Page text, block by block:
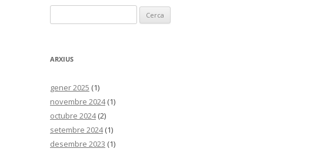
ARXIUS
gener 2025 (1)
novembre 2024(1)
octubre 2024(2)
setembre 2024(1)
desembre 2023 (1)